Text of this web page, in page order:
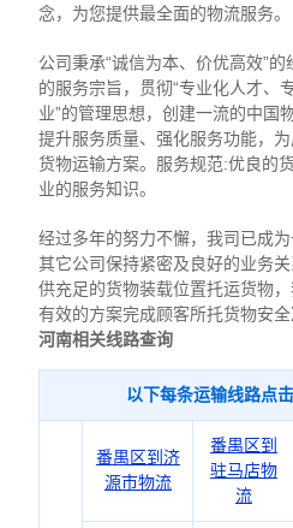
念，为您提供最全面的物流服务。
公司秉承“诚信为本、价优高效”
的服务宗旨，贯彻“专业化人才、
业”的管理思想，创建一流的中国
提升服务质量、强化服务功能，
货物运输方案。服务规范:优良的
业的服务知识。
经过多年的努力不懈，我司已成
其它公司保持紧密及良好的业务
供充足的货物装载位置托运货物
有效的方案完成顾客所托货物安全
河南相关线路查询
以下每条运输线路点
番禺区到济
源市物流
番禺区到
驻马店物
流